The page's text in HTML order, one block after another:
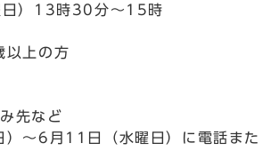
）13時30分～15時
以上の方
先など
）～6月11日（水曜日）に電話また